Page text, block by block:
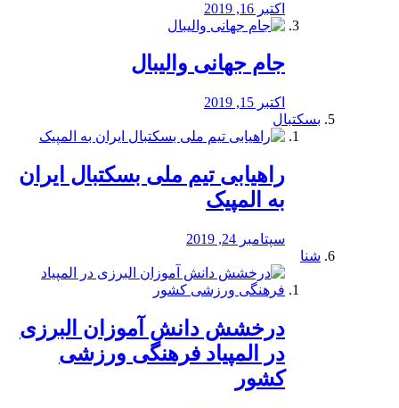
اکتبر 16, 2019
جام جهانی والیبال
اکتبر 15, 2019
بسکتبال
راهیابی تیم ملی بسکتبال ایران
به المپیک
سپتامبر 24, 2019
شنا
درخشش دانش آموزان البرزی
در المپیاد فرهنگی ورزشی
کشور